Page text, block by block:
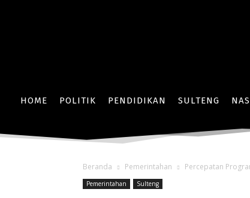
HOME POLITIK PENDIDIKAN SULTENG
Beranda Pemerintahan Percepatan
Pemerintahan Sulteng